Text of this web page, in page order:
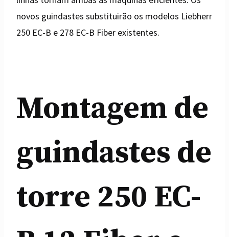
novos guindastes substituirão os modelos Liebherr
250 EC-B e 278 EC-B Fiber existentes.
Montagem de
guindastes de
torre 250 EC-